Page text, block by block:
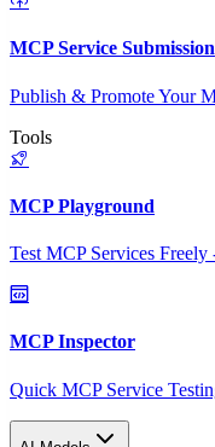
MCP Service Submission
Publish & Promote Your
Tools
MCP Playground
Test MCP Services
MCP Inspector
Quick MCP Service